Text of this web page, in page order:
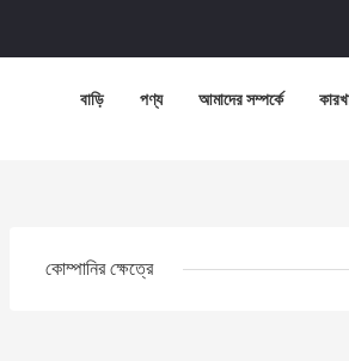
বাড়ি পণ্য আমাদের সম্পর্কে
কোম্পানির ক্ষেত্রে